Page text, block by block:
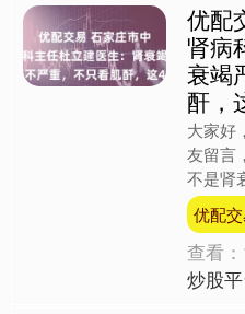
优配
肾病
衰竭
酐，
大家好
友留言
不是肾
诊，这
血肌酐
优配
查看：
炒股